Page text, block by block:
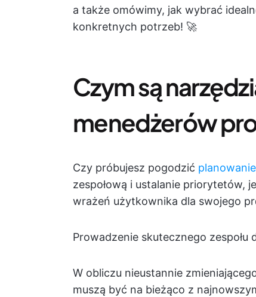
a także omówimy, jak wybrać
konkretnych potrzeb! 🚀
Czym są
menedżerów
Czy próbujesz pogodzić
zespołową i ustalanie priorytetów,
wrażeń użytkownika dla swojego
Prowadzenie skutecznego
W obliczu nieustannie
muszą być na bieżąco z